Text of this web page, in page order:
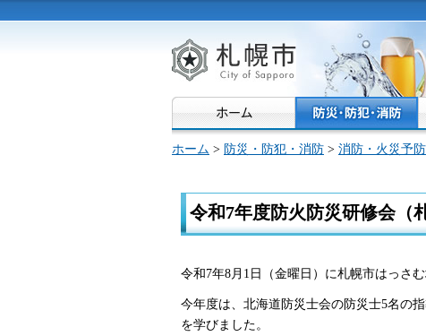
札幌市
ホーム > 防災・防犯・消防 > 消防・火災予防
令和7年度防火防災研修会（
令和7年8月1日（金曜日）に札幌市はっさ
今年度は、北海道防災士会の防災士5名の
を学びました。